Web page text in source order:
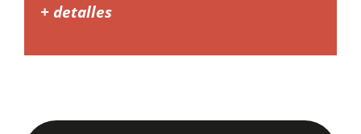
+ detalles